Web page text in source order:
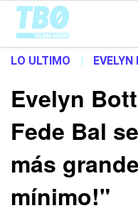
Cargando...
LO ULTIMO |
Evelyn
Fede Bal
más
mínimo!"